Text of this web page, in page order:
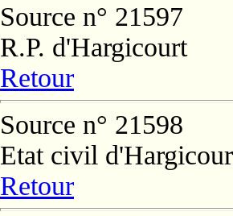
Source n° 21597
R.P. d'Hargicourt
Retour
Source n° 21598
Etat civil
Retour